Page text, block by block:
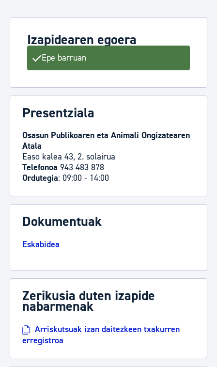
Izapidearen egoera
Epe barruan
Presentziala
Osasun Publikoaren eta Animali Ongizatearen
Atala
Easo kalea 43, 2. solairua
Telefonoa 943 483 878
Ordutegia: 09:00 - 14:00
Dokumentuak
Eskabidea
Zerikusia duten izapide
nabarmenak
Arriskutsuak izan daitezkeen txakurren
erregistroa